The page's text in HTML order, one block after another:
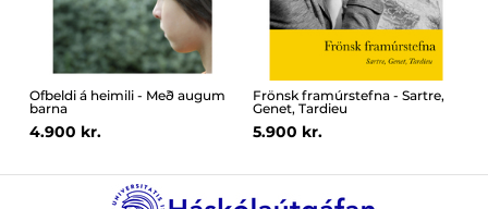
Ofbeldi á heimili - Með augum
barna
4.900 kr.
Frönsk framúrstefna - Sartre,
Genet, Tardieu
5.900 kr.